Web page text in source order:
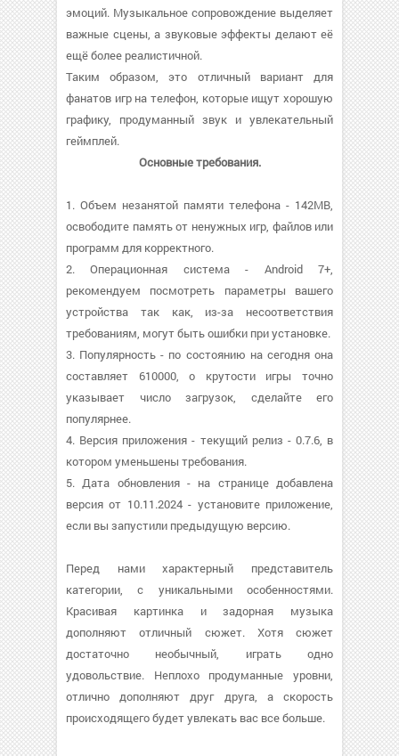
эмоций. Музыкальное сопровождение выделяет
важные сцены, а звуковые эффекты делают её
ещё более реалистичной.
Таким образом, это отличный вариант для
фанатов игр на телефон, которые ищут хорошую
графику, продуманный звук и увлекательный
геймплей.
Основные требования.
1. Объем незанятой памяти телефона - 142MB,
освободите память от ненужных игр, файлов или
программ для корректного.
2. Операционная система - Android 7+,
рекомендуем посмотреть параметры вашего
устройства так как, из-за несоответствия
требованиям, могут быть ошибки при установке.
3. Популярность - по состоянию на сегодня она
составляет 610000, о крутости игры точно
указывает число загрузок, сделайте его
популярнее.
4. Версия приложения - текущий релиз - 0.7.6, в
котором уменьшены требования.
5. Дата обновления - на странице добавлена
версия от 10.11.2024 - установите приложение,
если вы запустили предыдущую версию.
Перед нами характерный представитель
категории, с уникальными особенностями.
Красивая картинка и задорная музыка
дополняют отличный сюжет. Хотя сюжет
достаточно необычный, играть одно
удовольствие. Неплохо продуманные уровни,
отлично дополняют друг друга, а скорость
происходящего будет увлекать вас все больше.